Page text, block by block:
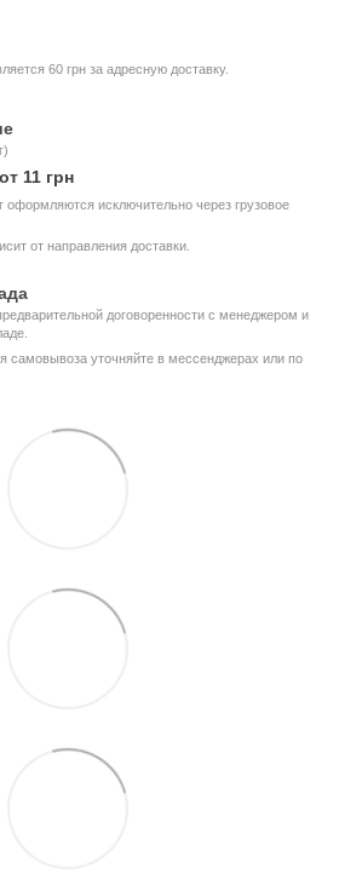
60 грн за адресную доставку.
от 11 грн
исключительно через грузовое
от направления доставки.
договоренности с менеджером и
самовывоза уточняйте в мессенджерах или по